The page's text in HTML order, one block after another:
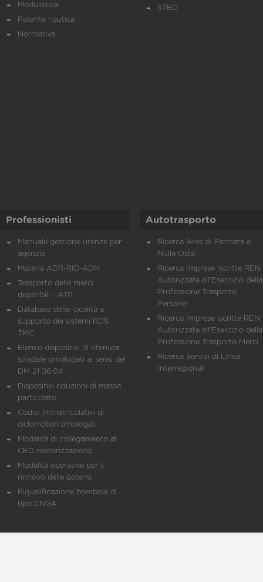
Modulistica
Patente nautica
Normativa
STED
Professionisti
Manuale gestione utenze per
agenzie
Materia ADR-RID-ADN
Trasporto delle merci
deperibili - ATP
Database delle località a
supporto dei sistemi RDS
TMC
Elenco dispositivi di ritenuta
stradale omologati ai sensi del
DM 21.06.04
Dispositivi riduzioni di massa
particolato
Codici immatricolativi di
ciclomotori omologati
Modalità di collegamento al
CED motorizzazione
Modalità operative per il
rinnovo delle patenti
Riqualificazione bombole di
tipo CNG4
Autotrasporto
Ricerca Aree di Fermata e
Nulla Osta
Ricerca Imprese Iscritte REN
Autorizzate all'Esercizio della
Professione Trasporto
Persone
Ricerca Imprese iscritte REN
Autorizzate all'Esercizio della
Professione Trasporto Merci
Ricerca Servizi di Linea
Interregionali